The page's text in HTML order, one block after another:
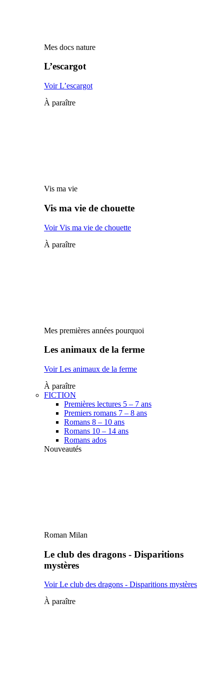
Mes docs nature
L’escargot
Voir L’escargot
À paraître
Vis ma vie
Vis ma vie de chouette
Voir Vis ma vie de chouette
À paraître
Mes premières années pourquoi
Les animaux de la ferme
Voir Les animaux de la ferme
À paraître
FICTION
Premières lectures 5 – 7 ans
Premiers romans 7 – 8 ans
Romans 8 – 10 ans
Romans 10 – 14 ans
Romans ados
Nouveautés
Roman Milan
Le club des dragons - Disparitions
mystères
Voir Le club des dragons - Disparitions mystères
À paraître